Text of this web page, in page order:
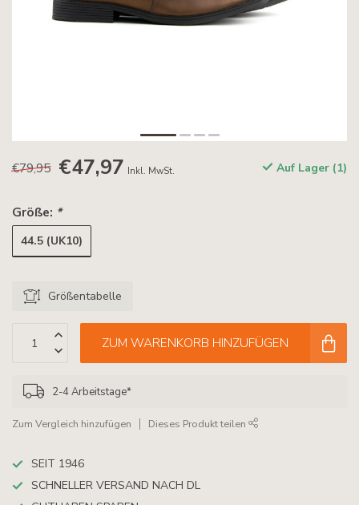
€79,95 €47,97 Inkl. MwSt. Auf Lager (1)
Größe: *
44.5 (UK10)
Größentabelle
ZUM WARENKORB HINZUFÜGEN
2-4 Arbeitstage*
Zum Vergleich hinzufügen Dieses Produkt teilen
SEIT 1946
SCHNELLER VERSAND NACH DL